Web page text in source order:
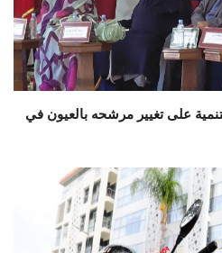
على تغيير مرشحه بالعيون في